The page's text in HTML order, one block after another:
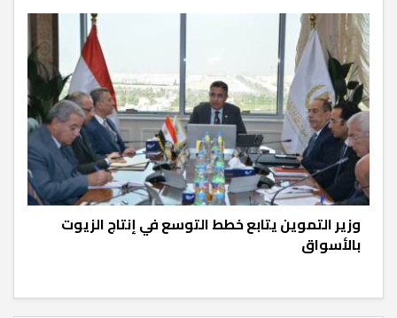
وزير التموين يتابع خطط التوسع في إنتاج الزيوت
بالأسواق